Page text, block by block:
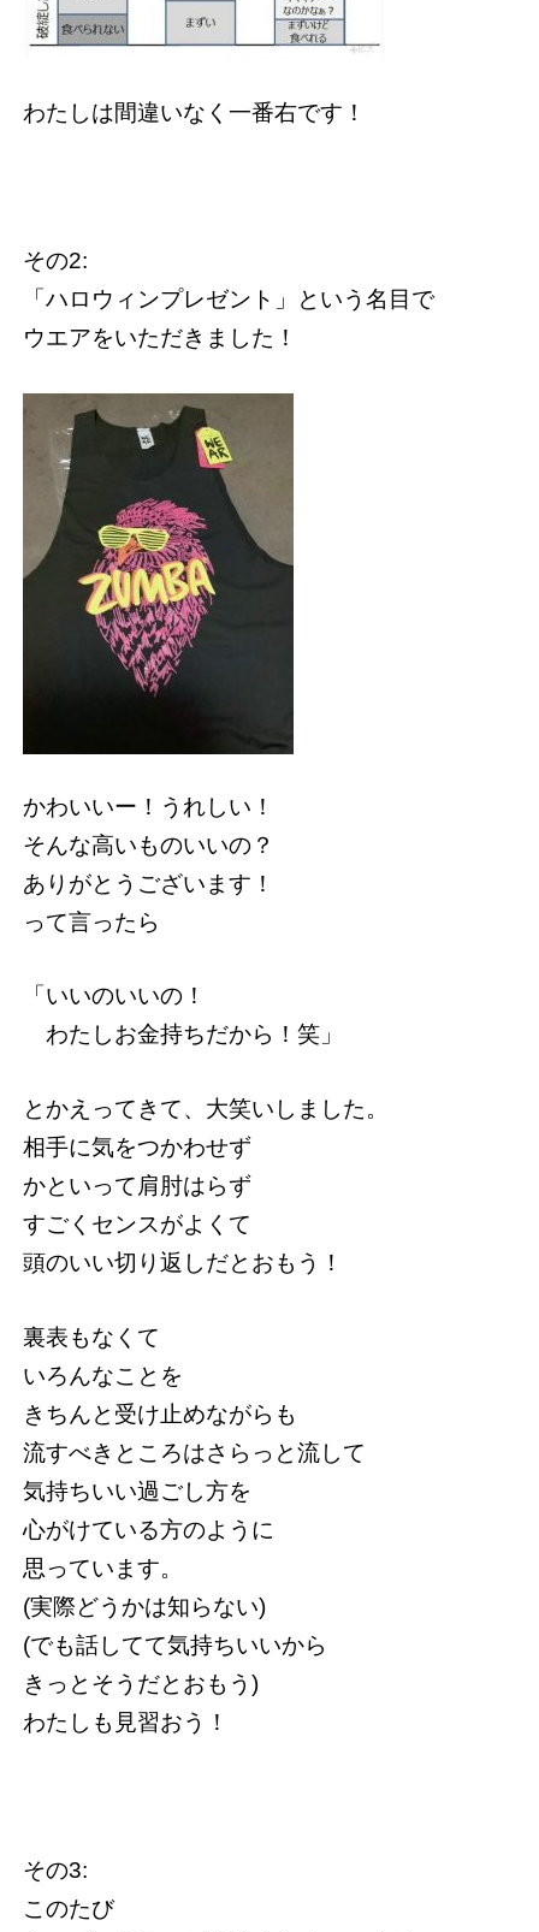
わたしは間違いなく一番右です！
その2:
「ハロウィンプレゼント」という名目で
ウエアをいただきました！
かわいいー！うれしい！
そんな高いものいいの？
ありがとうございます！
って言ったら
「いいのいいの！
わたしお金持ちだから！笑」
とかえってきて、大笑いしました。
相手に気をつかわせず
かといって肩肘はらず
すごくセンスがよくて
頭のいい切り返しだとおもう！
裏表もなくて
いろんなことを
きちんと受け止めながらも
流すべきところはさらっと流して
気持ちいい過ごし方を
心がけている方のように
思っています。
(実際どうかは知らない)
(でも話してて気持ちいいから
きっとそうだとおもう)
わたしも見習おう！
その3:
このたび